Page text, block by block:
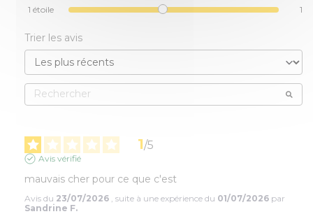
1 étoile 1
Trier les avis
1/5
Avis vérifié
mauvais cher pour ce que c'est
Avis du 23/07/2026 , suite à une expérience du 01/07/2026 par
Sandrine F.